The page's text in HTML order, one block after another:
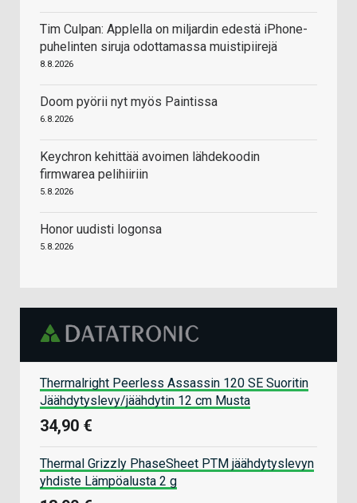
Tim Culpan: Applella on miljardin edestä iPhone-
puhelinten siruja odottamassa muistipiirejä
8.8.2026
Doom pyörii nyt myös Paintissa
6.8.2026
Keychron kehittää avoimen lähdekoodin
firmwarea pelihiiriin
5.8.2026
Honor uudisti logonsa
5.8.2026
Thermalright Peerless Assassin 120 SE Suoritin
Jäähdytyslevy/jäähdytin 12 cm Musta
34,90 €
Thermal Grizzly PhaseSheet PTM jäähdytyslevyn
yhdiste Lämpöalusta 2 g